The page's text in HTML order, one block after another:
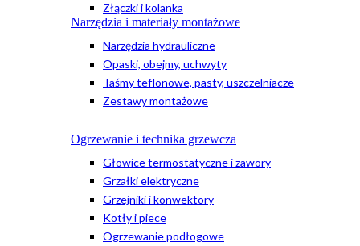
Złączki i kolanka
Narzędzia i materiały montażowe
Narzędzia hydrauliczne
Opaski, obejmy, uchwyty
Taśmy teflonowe, pasty, uszczelniacze
Zestawy montażowe
Ogrzewanie i technika grzewcza
Głowice termostatyczne i zawory
Grzałki elektryczne
Grzejniki i konwektory
Kotły i piece
Ogrzewanie podłogowe